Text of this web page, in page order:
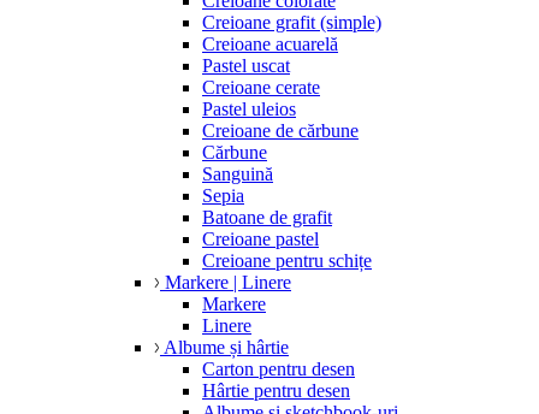
Creioane grafit (simple)
Creioane acuarelă
Pastel uscat
Creioane cerate
Pastel uleios
Creioane de cărbune
Cărbune
Sanguină
Sepia
Batoane de grafit
Creioane pastel
Creioane pentru schițe
Markere | Linere
Markere
Linere
Albume și hârtie
Carton pentru desen
Hârtie pentru desen